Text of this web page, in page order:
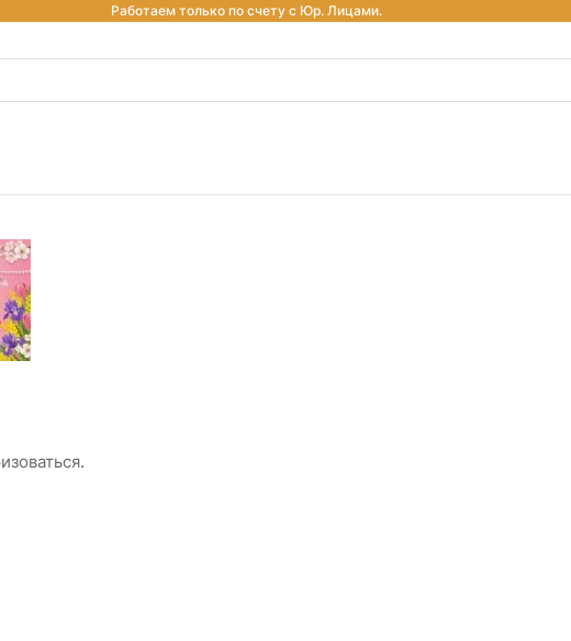
.
Работаем только по счету с Юр. Лицами.